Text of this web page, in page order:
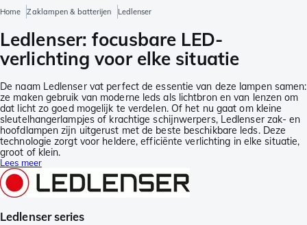
Home Zaklampen & batterijen Ledlenser
Ledlenser: focusbare LED-
verlichting voor elke situatie
De naam Ledlenser vat perfect de essentie van deze lampen samen:
ze maken gebruik van moderne leds als lichtbron en van lenzen om
dat licht zo goed mogelijk te verdelen. Of het nu gaat om kleine
sleutelhangerlampjes of krachtige schijnwerpers, Ledlenser zak- en
hoofdlampen zijn uitgerust met de beste beschikbare leds. Deze
technologie zorgt voor heldere, efficiënte verlichting in elke situatie,
groot of klein.
Lees meer
Ledlenser series